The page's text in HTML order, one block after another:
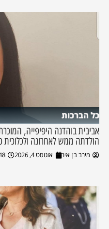
כל הברכות
אביבית בוהדנה היפיפייה,
הולדתה ממש לאחרונה ולכלוכית
מירב בן יאיר אוגוסט 4, 2026